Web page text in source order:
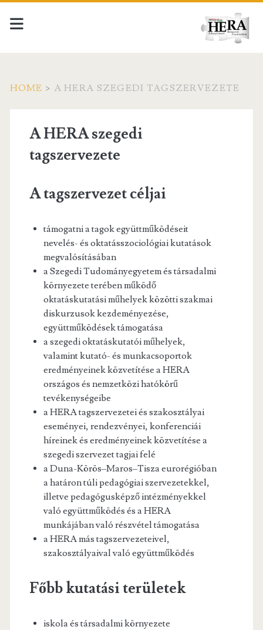
HOME > A HERA SZEGEDI TAGSZERVEZETE
A HERA szegedi
tagszervezete
A tagszervezet céljai
támogatni a tagok együttműködéseit
nevelés- és oktatásszociológiai kutatások
megvalósításában
a Szegedi Tudományegyetem és társadalmi
környezete terében működő
oktatáskutatási műhelyek közötti szakmai
diskurzusok kezdeményezése,
együttműködések támogatása
a szegedi oktatáskutatói műhelyek,
valamint kutató- és munkacsoportok
eredményeinek közvetítése a HERA
országos és nemzetközi hatókörű
tevékenységeibe
a HERA tagszervezetei és szakosztályai
eseményei, rendezvényei, konferenciái
híreinek és eredményeinek közvetítése a
szegedi szervezet tagjai felé
a Duna-Körös–Maros–Tisza eurorégióban
a határon túli pedagógiai szervezetekkel,
illetve pedagógusképző intézményekkel
való együttműködés és a HERA
munkájában való részvétel támogatása
a HERA más tagszervezeteivel,
szakosztályaival való együttműködés
Főbb kutatási területek
iskola és társadalmi környezete